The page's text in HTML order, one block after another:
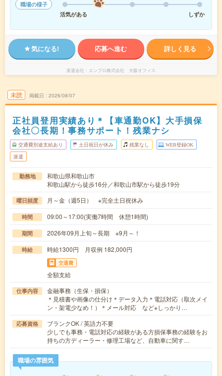
職場の様子
活気がある
しずか
気になる! 応募へ進む 詳しく見る
派遣会社 エンプロ株式会社 大阪オフィス
未読 掲載日 2026/08/07
正社員登用実績あり＊【車通勤OK】大手損保
会社〇長期！事務サポート！残業ナシ
交通費別途支給あり 土日祝日が休み 残業なし WEB登録OK
派遣
勤務地
和歌山県和歌山市
和歌山駅から徒歩16分／和歌山市駅から徒歩19分
曜日頻度 月～金（週5日） ※完全土日祝休み
時間 09:00～17:00(実働7時間 休憩1時間)
期間 2026年09月上旬～長期 ※9月～！
時給 時給1300円 月収例 182,000円
交通費
全額支給
仕事内容
金融事務（生保・損保）
＊見積書や画像の仕分け＊データ入力＊電話対応（取次メイ
ン・架電少なめ！）＊メール対応 など※しっかり…
応募資格
ブランクOK / 英語力不要
少しでも事務・電話対応の経験がある方損保事務の経験をお
持ちの方ディーラー・修理工場など、自動車に関す…
職場の雰囲気